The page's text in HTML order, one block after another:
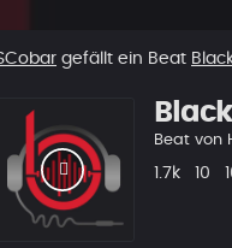
gefällt ein Beat
Beat von
Plays
1.7k Likes
10